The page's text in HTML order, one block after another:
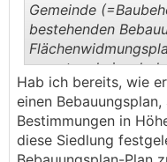
Gemeinde
bestehenden
zuerst mal
Hab ich bereits, wie
einen
Bestimmungen in
diese Siedlung